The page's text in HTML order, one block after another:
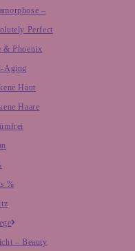
–
Perfect
& Phoenix
Aging
Haut
Haare
%
– Beauty